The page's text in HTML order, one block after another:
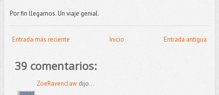
Por fin llegamos. Un viaje genial.
Entrada más reciente Entrada antigua
Inicio
39 comentarios:
ZoeRavenclawdijo...